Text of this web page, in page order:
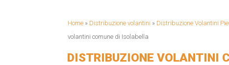
Home » Distribuzione volantini » Distribuzione Volantini
volantini comune di Isolabella
DISTRIBUZIONE VOLANTINI